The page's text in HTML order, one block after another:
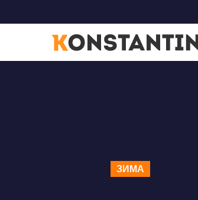
ЗИМА